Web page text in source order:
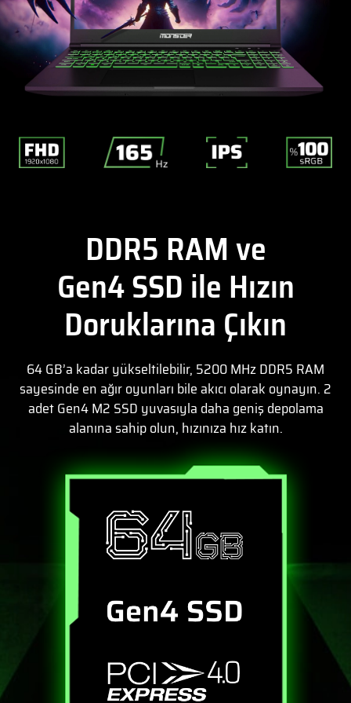
DDR5 RAM ve
Gen4 SSD ile Hızın
Doruklarına Çıkın
64 GB’a kadar yükseltilebilir, 5200 MHz DDR5 RAM
sayesinde en ağır oyunları bile akıcı olarak oynayın. 2
adet Gen4 M2 SSD yuvasıyla daha geniş depolama
alanına sahip olun, hızınıza hız katın.